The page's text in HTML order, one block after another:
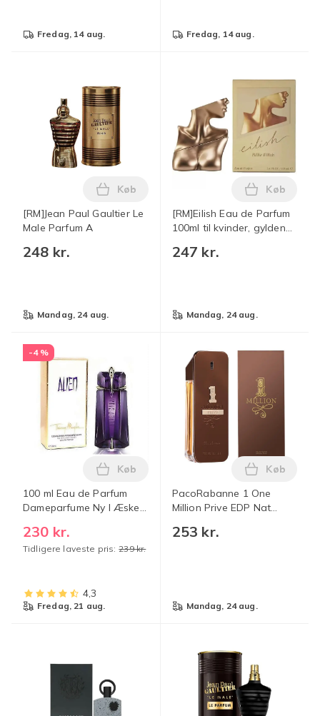
fredag, 14 aug. fredag, 14 aug.
[RM]Jean Paul Gaultier Le
Male Parfum A
248 kr.
Læg [RM]Jean Paul Gaultier Le Male
Køb
mandag, 24 aug.
[RM]Eilish Eau de Parfum
100ml til kvinder, gylden
parfumespray
247 kr.
Læg
Køb
mandag, 24 aug.
-4 %
100 ml Eau de Parfum
Dameparfume Ny I Æske
230 kr.
Tidligere laveste pris: 239 kr.
Læg 100 ml Eau de Parfum
Køb
4,3
fredag, 21 aug.
PacoRabanne 1 One
Million Prive EDP Nat
Million 1 stk. millionaire
253 kr.
Læg
Køb
mandag, 24 aug.